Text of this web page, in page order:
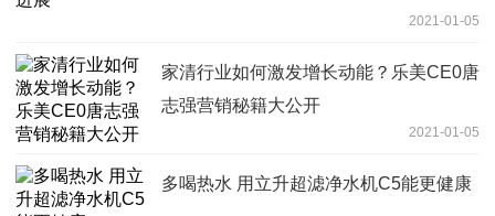
2021-01-05
家清行业如何激发增长动能？乐美CE0唐
志强营销秘籍大公开
2021-01-05
多喝热水 用立升超滤净水机C5能更健康